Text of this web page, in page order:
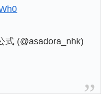
(@asadora_nhk)